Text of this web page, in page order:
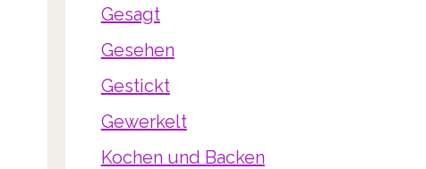
Gesagt
Gesehen
Gestickt
Gewerkelt
Kochen und Backen